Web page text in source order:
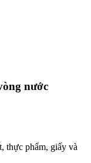
nước
thực phẩm, giấy và